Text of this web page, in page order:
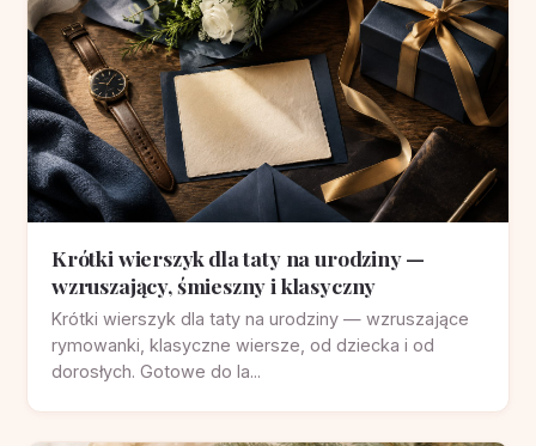
Krótki wierszyk dla taty na urodziny —
wzruszający, śmieszny i klasyczny
Krótki wierszyk dla taty na urodziny — wzruszające
rymowanki, klasyczne wiersze, od dziecka i od
dorosłych. Gotowe do la...